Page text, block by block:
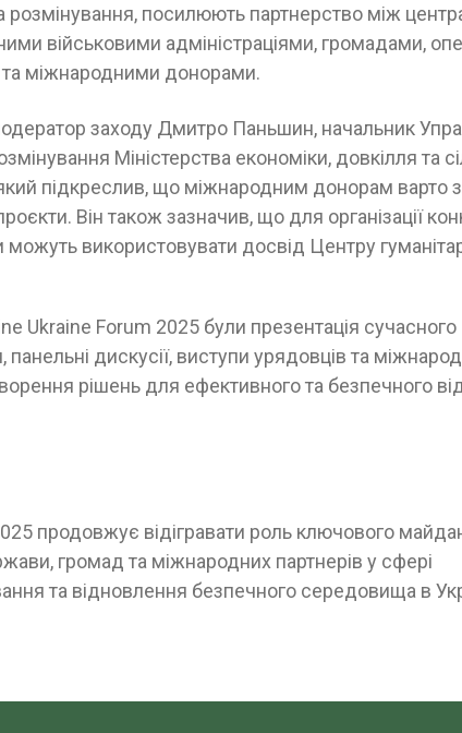
розмінування, посилюють партнерство між
військовими адміністраціями, громадами,
та міжнародними донорами.
заходу Дмитро Паньшин, начальник
Міністерства економіки, довкілля та
підкреслив, що міжнародним донорам варто
Він також зазначив, що для організації
можуть використовувати досвід Центру
Ukraine Forum 2025 були презентація сучасного
панельні дискусії, виступи урядовців та
рішень для ефективного та безпечного
продовжує відігравати роль ключового
громад та міжнародних партнерів у сфері
та відновлення безпечного середовища в